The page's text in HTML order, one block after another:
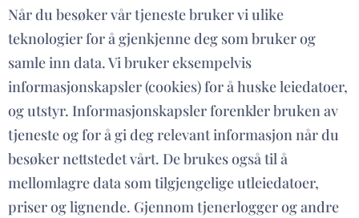
Når du besøker vår tjeneste bruker vi ulike
teknologier for å gjenkjenne deg som bruker og
samle inn data. Vi bruker eksempelvis
informasjonskapsler (cookies) for å huske leiedatoer,
og utstyr. Informasjonskapsler forenkler bruken av
tjeneste og for å gi deg relevant informasjon når du
besøker nettstedet vårt. De brukes også til å
mellomlagre data som tilgjengelige utleiedatoer,
priser og lignende. Gjennom tjenerlogger og andre